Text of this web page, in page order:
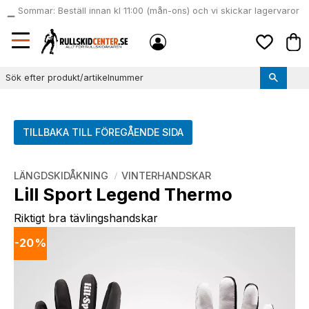
Meny
local_shipping
Sommar: Beställ innan kl 11:00 (mån-ons) och vi skickar lagervaror
samma dag
TILLBAKA TILL FÖREGÅENDE SIDA
LÄNGDSKIDÅKNING VINTERHANDSKAR
Lill Sport Legend Thermo
Riktigt bra tävlingshandskar
20%